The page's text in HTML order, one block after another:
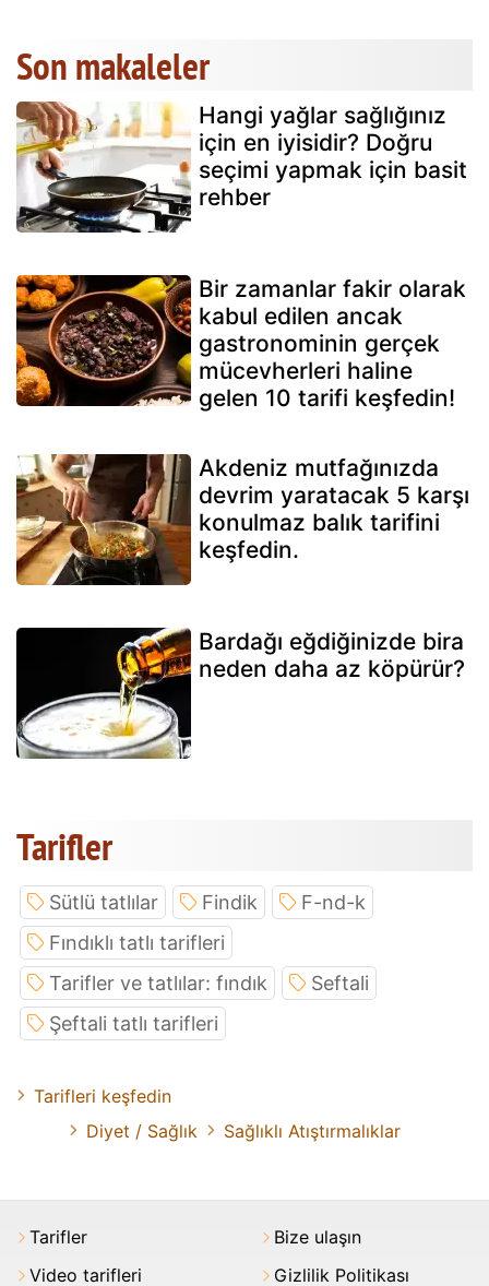
Son makaleler
Hangi yağlar sağlığınız
için en iyisidir? Doğru
seçimi yapmak için basit
rehber
Bir zamanlar fakir olarak
kabul edilen ancak
gastronominin gerçek
mücevherleri haline
gelen 10 tarifi keşfedin!
Akdeniz mutfağınızda
devrim yaratacak 5 karşı
konulmaz balık tarifini
keşfedin.
Bardağı eğdiğinizde bira
neden daha az köpürür?
Tarifler
Sütlü tatlılar Findik
F-nd-k
Fındıklı tatlı tarifleri
Tarifler ve tatlılar: fındık
Seftali
Şeftali tatlı tarifleri
Tarifleri keşfedin
Diyet / Sağlık
Sağlıklı Atıştırmalıklar
Tarifler
Video tarifleri
Bize ulaşın
Gizlilik Politikası